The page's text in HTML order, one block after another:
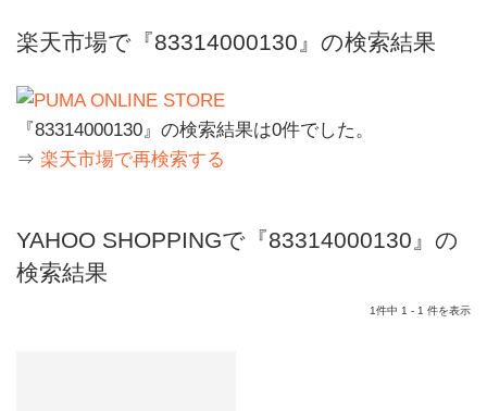
楽天市場で『83314000130』の検索結果
『83314000130』の検索結果は0件でした。
⇒ 楽天市場で再検索する
YAHOO SHOPPINGで『83314000130』の
検索結果
1件中 1 - 1 件を表示